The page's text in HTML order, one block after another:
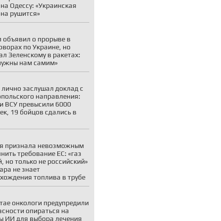
Одессу: «Украинская
рушится»
объявил о прорыве в
по Украине, но
Зеленскому в ракетах:
нам самим»
заслушал доклад с
направления:
ВСУ превысили 6000
19 бойцов сдались в
признала невозможным
требование ЕС: «газ
но только не российский»
не знает
топлива в трубе
онкологи предупредили
опираться на
ИИ для выбора лечения